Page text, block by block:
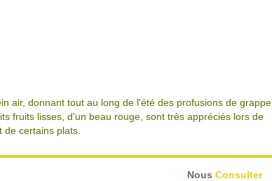
air, donnant tout au long de l'été des profusions de grappe
fruits lisses, d'un beau rouge, sont très appréciés lors de
certains plats.
Nous Consulter